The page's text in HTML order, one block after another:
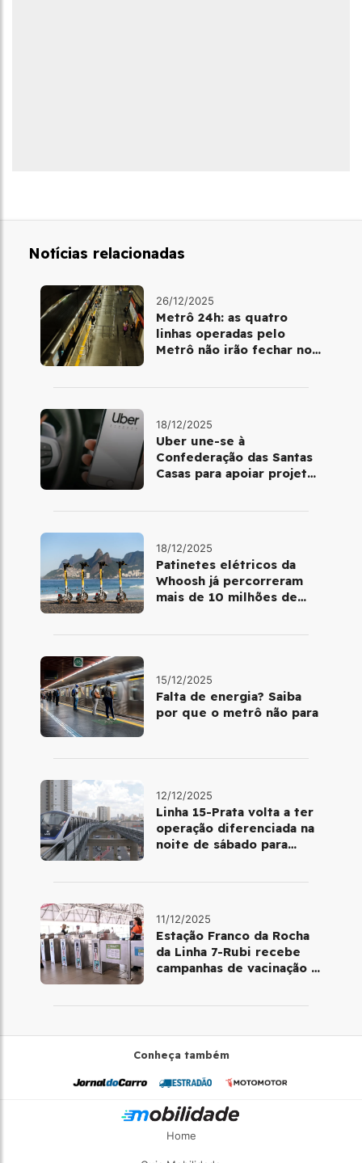
Notícias relacionadas
26/12/2025
Metrô 24h: as quatro
linhas operadas pelo
Metrô não irão fechar no
18/12/2025
Uber une-se à
Confederação das Santas
Casas para apoiar projetos
18/12/2025
Patinetes elétricos da
Whoosh já percorreram
mais de 10 milhões de
15/12/2025
Falta de energia? Saiba
por que o metrô não para
12/12/2025
Linha 15-Prata volta a ter
operação diferenciada na
noite de sábado para
11/12/2025
Estação Franco da Rocha
da Linha 7-Rubi recebe
campanhas de vacinação e
Conheça também
Home